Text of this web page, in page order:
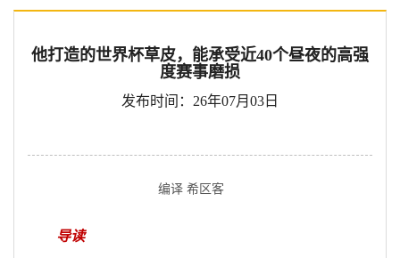
他打造的世界杯草皮，能承受近40个昼夜的高强
度赛事磨损
发布时间：26年07月03日
编译 希区客
导读